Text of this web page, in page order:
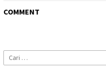
COMMENT
Cari
untuk: